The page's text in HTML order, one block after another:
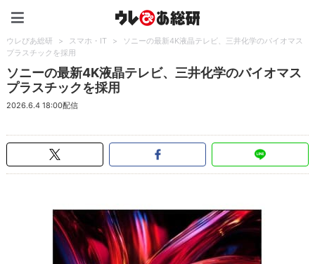
ウレぴあ総研 > スマホ・IT >
ソニーの最新4K液晶テレビ、三井化学のバイオマス
プラスチックを採用
ソニーの最新4K液晶テレビ、三井化学のバイオマス
プラスチックを採用
2026.6.4 18:00配信